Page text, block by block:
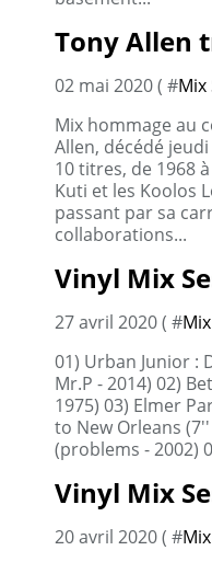
Tony Allen
02 mai 2020 ( #Mix
Mix hommage au
Allen, décédé
10 titres, de 1968
Kuti et les Koolos
passant par sa
collaborations...
Vinyl Mix
27 avril 2020 ( #
01) Urban Junior :
Mr.P - 2014) 02)
1975) 03) Elmer
to New Orleans
(problems - 2002)
Vinyl Mix
20 avril 2020 ( #